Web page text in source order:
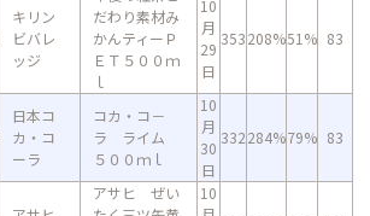
キリン
ビバレ
ッジ
だわり素材み
かんティーＰ
ＥＴ５００ｍ
ｌ
10
月
29
日
353208%51% 83
日本コ
カ・コ
ーラ
コカ・コ－
ラ ライム
５００ｍｌ
10
月
30
日
332284%79% 83
アサヒ ぜい
10